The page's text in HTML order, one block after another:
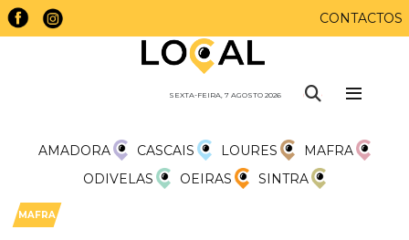
CONTACTOS
SEXTA-FEIRA, 7 AGOSTO 2026
AMADORA CASCAIS LOURES
MAFRA
ODIVELAS
OEIRAS SINTRA
MAFRA